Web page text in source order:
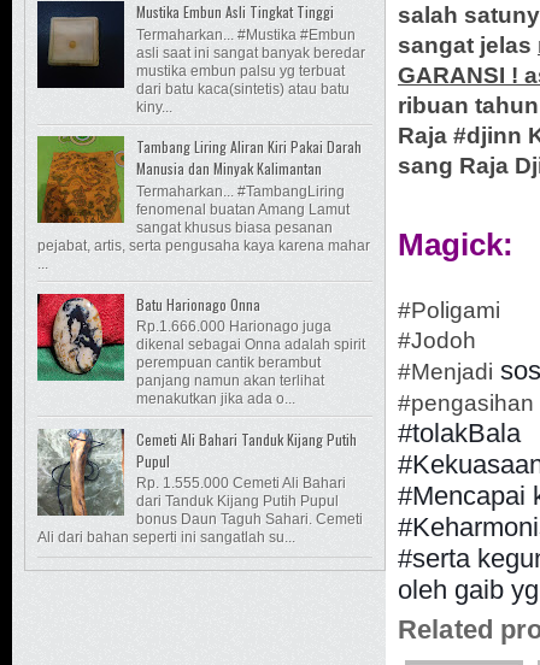
salah
sangat jelas
GARANSI !
ribuan
Raja #djinn
sang Raja
Magick:
#Poligami
#Jodoh
#Menjadi
#pengasihan
#tolakBala
#
#Mencapai
#serta
oleh gaib
Related
Mustika Embun Asli Tingkat Tinggi
Termaharkan... #Mustika #Embun
asli saat ini sangat banyak beredar
mustika embun palsu yg terbuat
dari batu kaca(sintetis) atau batu
kiny...
Tambang Liring Aliran Kiri Pakai Darah
Manusia dan Minyak Kalimantan
Termaharkan... #TambangLiring
fenomenal buatan Amang Lamut
sangat khusus biasa pesanan
pejabat, artis, serta pengusaha kaya karena mahar
...
Batu Harionago Onna
Rp.1.666.000 Harionago juga
dikenal sebagai Onna adalah spirit
perempuan cantik berambut
panjang namun akan terlihat
menakutkan jika ada o...
Cemeti Ali Bahari Tanduk Kijang Putih
Pupul
Rp. 1.555.000 Cemeti Ali Bahari
dari Tanduk Kijang Putih Pupul
bonus Daun Taguh Sahari. Cemeti
Ali dari bahan seperti ini sangatlah su...